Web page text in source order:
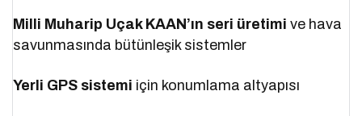
Milli Muharip Uçak KAAN’ın seri üretimi ve hava
savunmasında bütünleşik sistemler
Yerli GPS sistemi için konumlama altyapısı